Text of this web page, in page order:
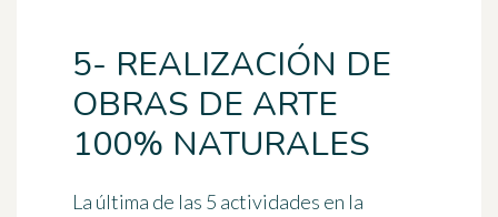
5- REALIZACIÓN DE
OBRAS DE ARTE
100% NATURALES
La última de las 5 actividades en la